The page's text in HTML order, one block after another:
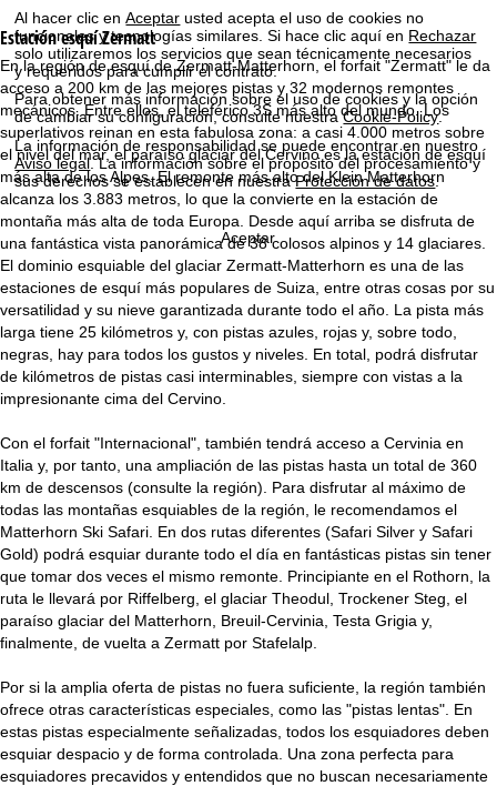
Al hacer clic enAceptar usted acepta el uso de cookies no
funcionales y tecnologías similares. Si hace clic aquí en Rechazar
solo utilizaremos los servicios que sean técnicamente necesarios
y requeridos para cumplir el contrato.
Para obtener más información sobre el uso de cookies y la opción
de cambiar su configuración, consulte nuestraCookie-Policy.
La información de responsabilidad se puede encontrar en nuestro
Aviso legal. La información sobre el propósito del procesamiento y
sus derechos se establecen en nuestraProtección de datos.
Aceptar
i
p
a
l
Estación esquíZermatt
En la región de esquí de Zermatt-Matterhorn, el forfait "Zermatt" le da
acceso a 200 km de las mejores pistas y 32 modernos remontes
mecánicos. Entre ellos, el teleférico 3S más alto del mundo. Los
superlativos reinan en esta fabulosa zona: a casi 4.000 metros sobre
el nivel del mar, el paraíso glaciar del Cervino es la estación de esquí
más alta de los Alpes. El remonte más alto del Klein Matterhorn
alcanza los 3.883 metros, lo que la convierte en la estación de
montaña más alta de toda Europa. Desde aquí arriba se disfruta de
una fantástica vista panorámica de 38 colosos alpinos y 14 glaciares.
El dominio esquiable del glaciar Zermatt-Matterhorn es una de las
estaciones de esquí más populares de Suiza, entre otras cosas por su
versatilidad y su nieve garantizada durante todo el año. La pista más
larga tiene 25 kilómetros y, con pistas azules, rojas y, sobre todo,
negras, hay para todos los gustos y niveles. En total, podrá disfrutar
de kilómetros de pistas casi interminables, siempre con vistas a la
impresionante cima del Cervino.
Con el forfait "Internacional", también tendrá acceso a Cervinia en
Italia y, por tanto, una ampliación de las pistas hasta un total de 360
km de descensos (consulte la región). Para disfrutar al máximo de
todas las montañas esquiables de la región, le recomendamos el
Matterhorn Ski Safari. En dos rutas diferentes (Safari Silver y Safari
Gold) podrá esquiar durante todo el día en fantásticas pistas sin tener
que tomar dos veces el mismo remonte. Principiante en el Rothorn, la
ruta le llevará por Riffelberg, el glaciar Theodul, Trockener Steg, el
paraíso glaciar del Matterhorn, Breuil-Cervinia, Testa Grigia y,
finalmente, de vuelta a Zermatt por Stafelalp.
Por si la amplia oferta de pistas no fuera suficiente, la región también
ofrece otras características especiales, como las "pistas lentas". En
estas pistas especialmente señalizadas, todos los esquiadores deben
esquiar despacio y de forma controlada. Una zona perfecta para
esquiadores precavidos y entendidos que no buscan necesariamente